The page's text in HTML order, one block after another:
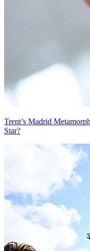
Trent’s Madrid
Star?